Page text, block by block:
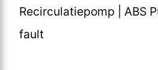
Recirculatiepomp | ABS
fault